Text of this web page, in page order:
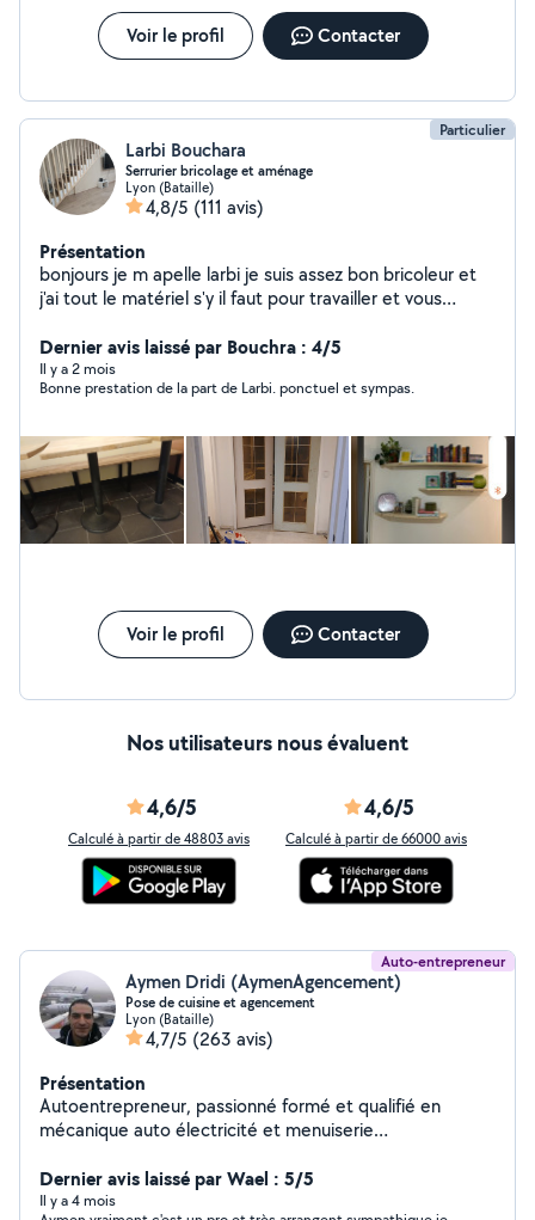
Voir le profil Contacter
Particulier
Larbi Bouchara
Serrurier bricolage et aménage
Lyon (Bataille)
4,8/5 (111 avis)
Présentation
bonjours je m apelle larbi je suis assez bon bricoleur et
j'ai tout le matériel s'y il faut pour travailler et vous
rénovation., aménagement d intérieur .montage de
meuble cuisine décoration et aussi réparation et
fabrication d ouvrages métalliques. De préférence
marchands de tapis. Devis gratuit
Dernier avis laissé par Bouchra : 4/5
Il y a 2 mois
Bonne prestation de la part de Larbi. ponctuel et sympas.
Voir le profil Contacter
Nos utilisateurs nous évaluent
4,6/5
Calculé à partir de 48803 avis
4,6/5
Calculé à partir de 66000 avis
Auto-entrepreneur
Aymen Dridi (AymenAgencement)
Pose de cuisine et agencement
Lyon (Bataille)
4,7/5 (263 avis)
Présentation
Autoentrepreneur, passionné formé et qualifié en
mécanique auto électricité et menuiserie
aménagement d'espace pour les professionnels et les
particuliers depuis une dizaine d'années : montage de
Dernier avis laissé par Wael : 5/5
Il y a 4 mois